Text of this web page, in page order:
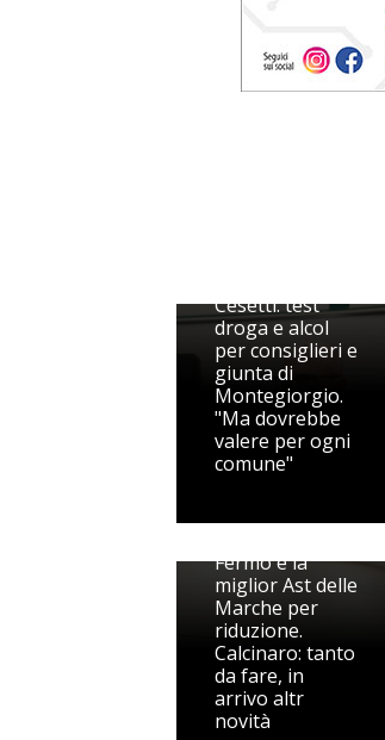
Cesetti: test
droga e alcol
per consiglieri e
giunta di
Montegiorgio.
"Ma dovrebbe
valere per ogni
comune"
Fermo è la
miglior Ast delle
Marche per
riduzione.
Calcinaro: tanto
da fare, in
arrivo altr
novità